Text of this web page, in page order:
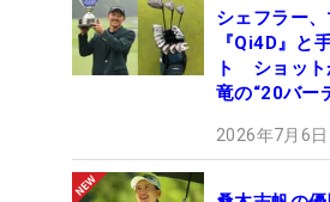
シェフラー
『Qi4D』と
ト ショット
竜の“20バー
2026年7月6